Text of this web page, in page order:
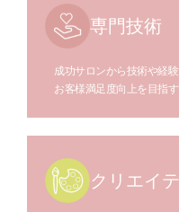
成功サロンから技術や経
お客様満足度向上を目指す
専門技術
クリエイ